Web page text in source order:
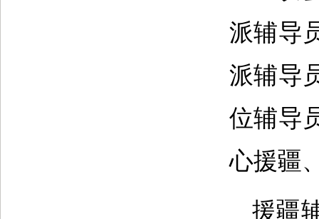
派辅导
派辅导
位辅导
心援疆
援疆